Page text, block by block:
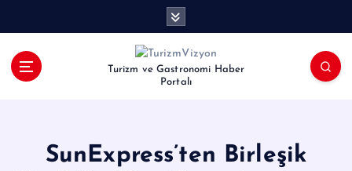
Turizm ve Gastronomi Haber
Portalı
SunExpress’ten Birleşik